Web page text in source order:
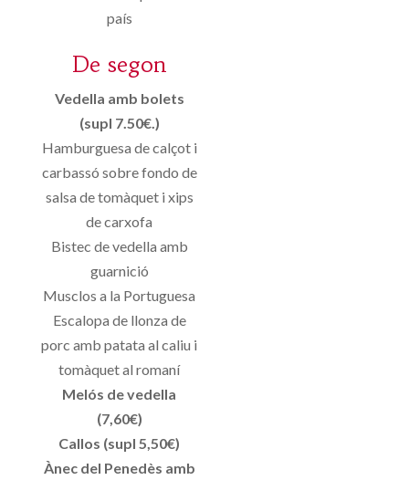
país
De segon
Vedella amb bolets
(supl 7.50€.)
Hamburguesa de calçot i
carbassó sobre fondo de
salsa de tomàquet i xips
de carxofa
Bistec de vedella amb
guarnició
Musclos a la Portuguesa
Escalopa de llonza de
porc amb patata al caliu i
tomàquet al romaní
Melós de vedella
(7,60€)
Callos (supl 5,50€)
Ànec del Penedès amb